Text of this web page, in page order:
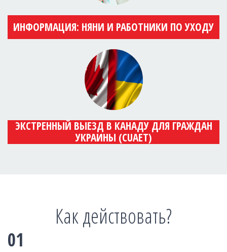
ИНФОРМАЦИЯ: НЯНИ И РАБОТНИКИ ПО УХОДУ
ЭКСТРЕННЫЙ ВЫЕЗД В КАНАДУ ДЛЯ ГРАЖДАН
УКРАИНЫ (CUAET)
Как действовать?
01